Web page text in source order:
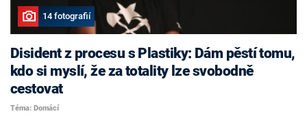
14 fotografií
Disident z procesu s Plastiky: Dám pěstí tomu,
kdo si myslí, že za totality lze svobodně
cestovat
Téma: Domácí